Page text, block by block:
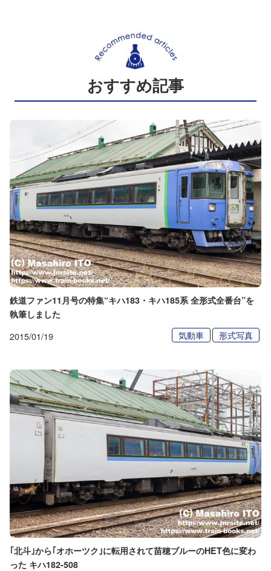
おすすめ記事
鉄道ファン11月号の特集“キハ183・キハ185系 全形式全番台”を
執筆しました
2015/01/19 気動車 形式写真
｢北斗｣から｢オホーツク｣に転用されて苗穂ブルーのHET色に変わ
った キハ182-508